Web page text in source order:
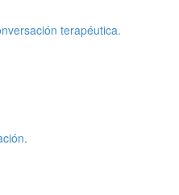
terapéutica.